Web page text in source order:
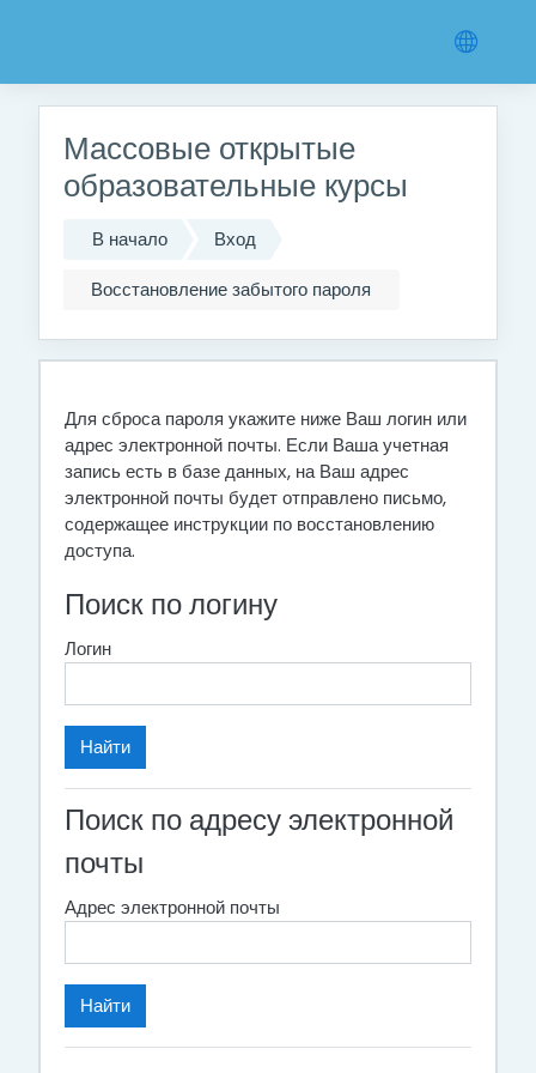
Массовые открытые
образовательные курсы
В начало
Вход
Восстановление забытого пароля
Для сброса пароля укажите ниже Ваш логин или
адрес электронной почты. Если Ваша учетная
запись есть в базе данных, на Ваш адрес
электронной почты будет отправлено письмо,
содержащее инструкции по восстановлению
доступа.
Поиск по логину
Логин
Поиск по адресу электронной
почты
Адрес электронной почты